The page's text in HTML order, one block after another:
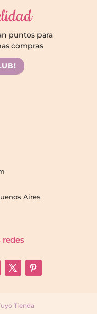
puntos para
compras
Aires
redes
Tienda